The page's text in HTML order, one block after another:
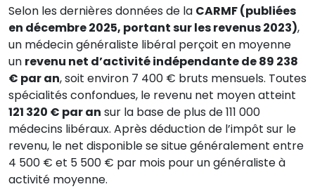
Selon les dernières données de la CARMF (publiées
en décembre 2025, portant sur les revenus 2023),
un médecin généraliste libéral perçoit en moyenne
un revenu net d’activité indépendante de 89 238
€ par an, soit environ 7 400 € bruts mensuels. Toutes
spécialités confondues, le revenu net moyen atteint
121 320 € par an sur la base de plus de 111 000
médecins libéraux. Après déduction de l’impôt sur le
revenu, le net disponible se situe généralement entre
4 500 € et 5 500 € par mois pour un généraliste à
activité moyenne.